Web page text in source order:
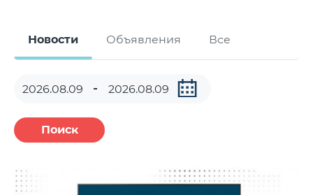
Новости Объявления Все
Поиск